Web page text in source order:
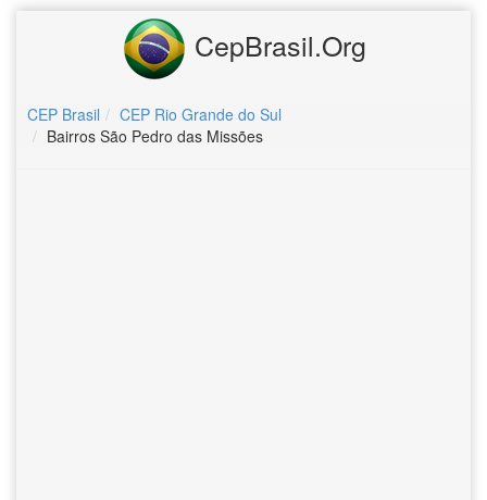
CepBrasil.Org
CEP Brasil
CEP Rio Grande do Sul
Bairros São Pedro das Missões